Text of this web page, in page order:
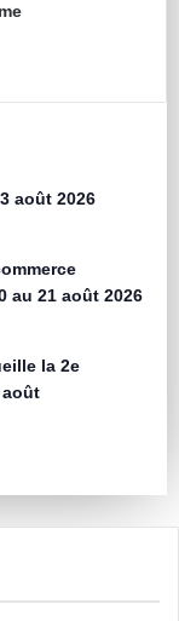
août 2026
au 21 août 2026
la 2e
août